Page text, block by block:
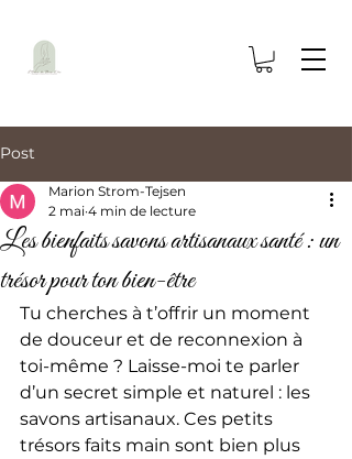
Post
Les bienfaits savons artisanaux santé : un
trésor pour ton bien-être
Marion Strom-Tejsen
2 mai 4 min de lecture
Tu cherches à t’offrir un moment
de douceur et de reconnexion à
toi-même ? Laisse-moi te parler
d’un secret simple et naturel : les
savons artisanaux. Ces petits
trésors faits main sont bien plus